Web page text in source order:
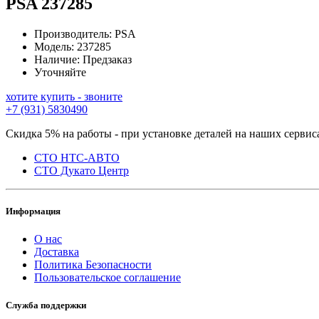
Производитель: PSA
Модель: 237285
Наличие: Предзаказ
Уточняйте
хотите купить - звоните
+7 (931) 5830490
Скидка 5% на работы - при установке деталей на наших
СТО НТС-АВТО
СТО Дукато Центр
Информация
О нас
Доставка
Политика Безопасности
Пользовательское соглашение
Служба поддержки